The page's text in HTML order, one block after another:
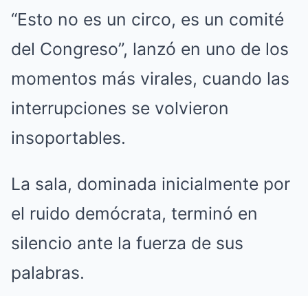
“Esto no es un circo, es un comité
del Congreso”, lanzó en uno de los
momentos más virales, cuando las
interrupciones se volvieron
insoportables.
La sala, dominada inicialmente por
el ruido demócrata, terminó en
silencio ante la fuerza de sus
palabras.